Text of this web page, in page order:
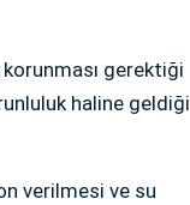
korunması gerektiği
haline geldiği
verilmesi ve su